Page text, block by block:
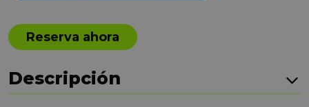
Reserva ahora
Descripción